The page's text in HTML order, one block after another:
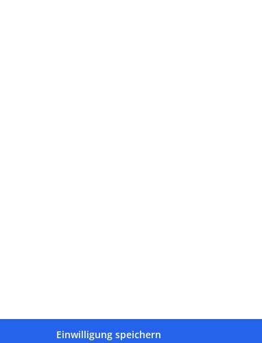
Gemeinde
Einwilligung speichern